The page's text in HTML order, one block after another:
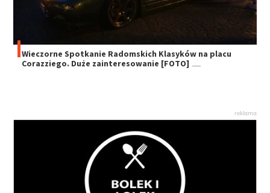
Wieczorne Spotkanie Radomskich Klasyków na placu
Corazziego. Duże zainteresowanie [FOTO]